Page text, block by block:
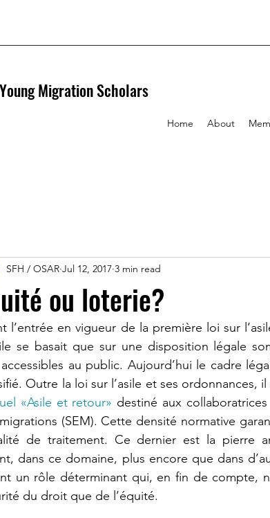
Migration Scholars
Home About
ou loterie?
SFH / OSAR Jul 12, 2017 3 min read
l’entrée en vigueur de la première loi sur
se basait que sur une disposition légale
au public. Aujourd’hui le cadre
Outre la loi sur l’asile et ses ordonnances, il
«Asile et retour» destiné aux
(SEM). Cette densité normative
de traitement. Ce dernier est la pierre
dans ce domaine, plus encore que dans
un rôle déterminant qui, en fin de compte,
du droit que de l’équité.